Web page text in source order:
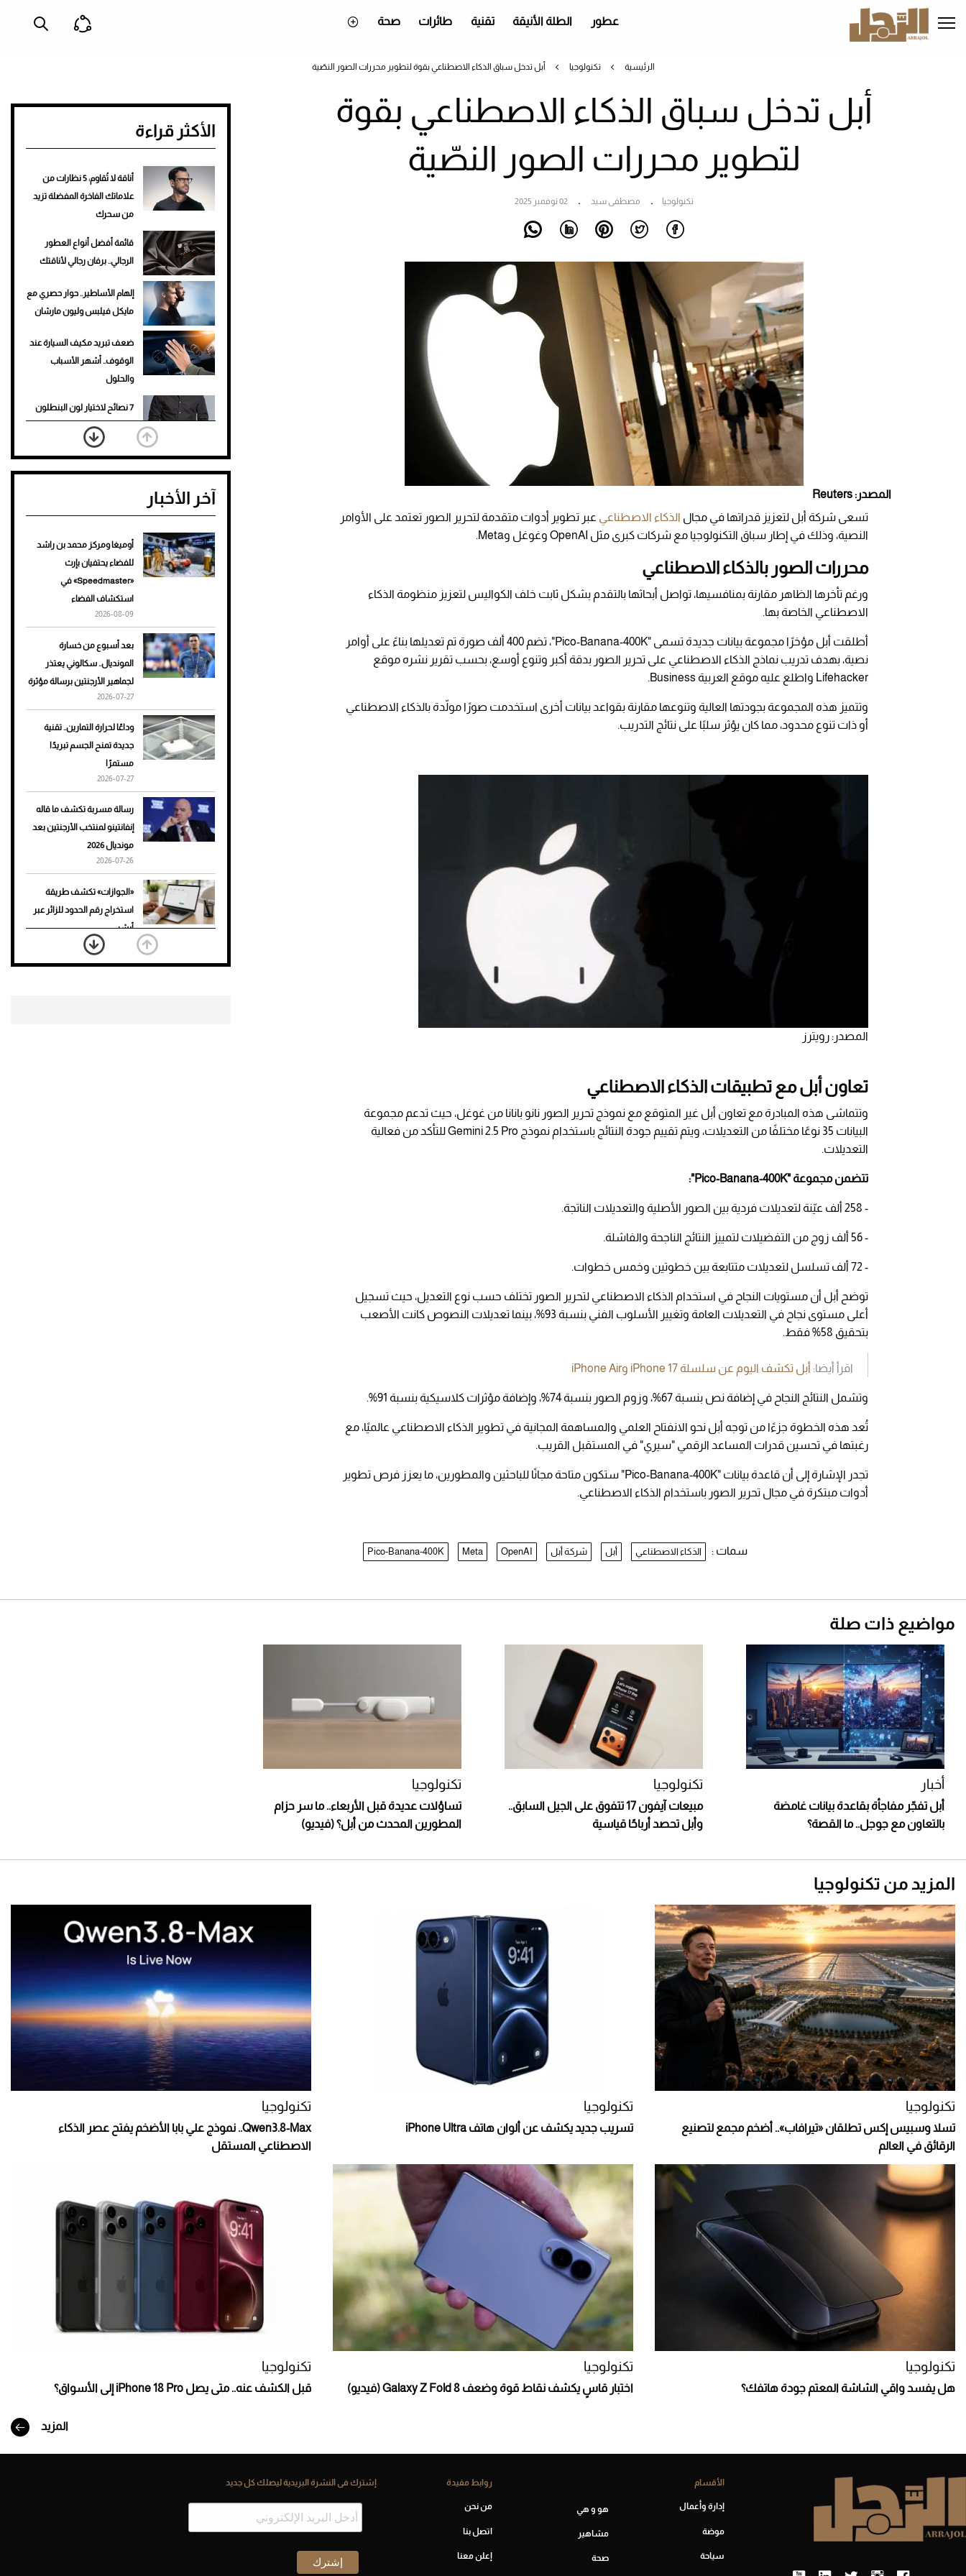
إلى
المحتوى
عطور الطلة الأنيقة تقنية طائرات صحة
الرئيسية تكنولوجيا أبل تدخل سباق الذكاء الاصطناعي بقوة لتطوير محررات الصور النصّية
أبل تدخل سباق الذكاء الاصطناعي بقوة
لتطوير محررات الصور النصّية
تكنولوجيا مصطفى سيد 02 نوفمبر 2025
المصدر: Reuters
تسعى شركة أبل لتعزيز قدراتها في مجال الذكاء الاصطناعي عبر تطوير أدوات متقدمة لتحرير الصور تعتمد على الأوامر
النصية، وذلك في إطار سباق التكنولوجيا مع شركات كبرى مثل OpenAI وغوغل وMeta.
محررات الصور بالذكاء الاصطناعي
ورغم تأخرها الظاهر مقارنة بمنافسيها، تواصل أبحاثها بالتقدم بشكل ثابت خلف الكواليس لتعزيز منظومة الذكاء
الاصطناعي الخاصة بها.
أطلقت أبل مؤخرًا مجموعة بيانات جديدة تسمى "Pico-Banana-400K"، تضم 400 ألف صورة تم تعديلها بناءً على أوامر
نصية، بهدف تدريب نماذج الذكاء الاصطناعي على تحرير الصور بدقة أكبر وتنوع أوسع، بحسب تقرير نشره موقع
Lifehacker واطلع عليه موقع العربية Business.
وتتميز هذه المجموعة بجودتها العالية وتنوعها مقارنة بقواعد بيانات أخرى استخدمت صورًا مولّدة بالذكاء الاصطناعي
أو ذات تنوع محدود، مما كان يؤثر سلبًا على نتائج التدريب.
المصدر: رويترز
تعاون أبل مع تطبيقات الذكاء الاصطناعي
وتتماشى هذه المبادرة مع تعاون أبل غير المتوقع مع نموذج تحرير الصور نانو بانانا من غوغل، حيث تدعم مجموعة
البيانات 35 نوعًا مختلفًا من التعديلات، ويتم تقييم جودة النتائج باستخدام نموذج Gemini 2.5 Pro للتأكد من فعالية
التعديلات.
تتضمن مجموعة "Pico-Banana-400K":
- 258 ألف عيّنة لتعديلات فردية بين الصور الأصلية والتعديلات الناتجة.
- 56 ألف زوج من التفضيلات لتمييز النتائج الناجحة والفاشلة.
- 72 ألف تسلسل لتعديلات متتابعة بين خطوتين وخمس خطوات.
توضح أبل أن مستويات النجاح في استخدام الذكاء الاصطناعي لتحرير الصور تختلف حسب نوع التعديل، حيث تسجيل
أعلى مستوى نجاح في التعديلات العامة وتغيير الأسلوب الفني بنسبة 93%، بينما تعديلات النصوص كانت الأصعب
بتحقيق 58% فقط.
اقرأ أيضا: أبل تكشف اليوم عن سلسلة iPhone 17 وiPhone Air
وتشمل النتائج النجاح في إضافة نص بنسبة 67%، وزوم الصور بنسبة 74%، وإضافة مؤثرات كلاسيكية بنسبة 91%.
تُعد هذه الخطوة جزءًا من توجه أبل نحو الانفتاح العلمي والمساهمة المجانية في تطوير الذكاء الاصطناعي عالميًا، مع
رغبتها في تحسين قدرات المساعد الرقمي "سيري" في المستقبل القريب.
تجدر الإشارة إلى أن قاعدة بيانات "Pico-Banana-400K" ستكون متاحة مجانًا للباحثين والمطورين، ما يعزز فرص تطوير
أدوات مبتكرة في مجال تحرير الصور باستخدام الذكاء الاصطناعي.
الأكثر قراءة
أناقة لا تُقاوم: 5 نظارات من
علاماتك الفاخرة المفضلة تزيد
من سحرك
قائمة أفضل أنواع العطور
الرجالي.. برفان رجالي لأناقتك
إلهام الأساطير.. حوار حصري مع
مايكل فيلبس وليون مارشان
ضعف تبريد مكيف السيارة عند
الوقوف.. أشهر الأسباب
والحلول
7 نصائح لاختيار لون البنطلون
المناسب للقميص الأسود
نرى المستقبل من خلال
تصميماتنا.. كيف حجزت 1886
تمنحك فخامة استثنائية
لإطلالة جريئة وعصرية
أحذية Mary Jane: ترف وأناقة
آخر الأخبار
أوميغا ومركز محمد بن راشد
للفضاء يحتفيان بإرث
«Speedmaster» في
استكشاف الفضاء
2026-08-09
بعد أسبوع من خسارة
المونديال.. سكالوني يعتذر
لجماهير الأرجنتين برسالة مؤثرة
2026-07-27
وداعًا لحرارة التمارين.. تقنية
جديدة تمنح الجسم تبريدًا
مستمرًا
2026-07-27
رسالة مسربة تكشف ما قاله
إنفانتينو لمنتخب الأرجنتين بعد
مونديال 2026
2026-07-26
«الجوازات» تكشف طريقة
استخراج رقم الحدود للزائر عبر
أبشر
2026-07-26
سمات : الذكاء الاصطناعي أبل شركة أبل OpenAI
Meta
Pico-Banana-400K
مواضيع ذات صلة
أخبار
أبل تفجّر مفاجأة بقاعدة بيانات غامضة
بالتعاون مع جوجل.. ما القصة؟
تكنولوجيا
مبيعات آيفون 17 تتفوق على الجيل السابق..
وأبل تحصد أرباحًا قياسية
تكنولوجيا
تساؤلات عديدة قبل الأربعاء.. ما سر حزام
المطورين المحدث من أبل؟ (فيديو)
المزيد من تكنولوجيا
تكنولوجيا
تسلا وسبيس إكس تطلقان «تيرافاب».. أضخم مجمع لتصنيع
الرقائق في العالم
تكنولوجيا
تسريب جديد يكشف عن ألوان هاتف iPhone Ultra
تكنولوجيا
Qwen3.8-Max.. نموذج علي بابا الأضخم يفتح عصر الذكاء
الاصطناعي المستقل
تكنولوجيا
هل يفسد واقي الشاشة المعتم جودة هاتفك؟
تكنولوجيا
اختبار قاسٍ يكشف نقاط قوة وضعف Galaxy Z Fold 8 (فيديو)
تكنولوجيا
قبل الكشف عنه.. متى يصل iPhone 18 Pro إلى الأسواق؟
المزيد
الأقسام
إدارة وأعمال
موضة
سياحة
هو و هي
مشاهير
صحة
روابط مفيدة
من نحن
اتصل بنا
إعلن معنا
إشترك فى النشرة البريدية ليصلك كل جديد